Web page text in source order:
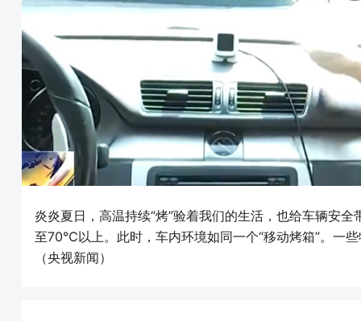
炎炎夏日，高温持续“烤”验着我们的生活，也给车辆安
至70℃以上。此时，车内环境如同一个“移动烤箱”。一
（央视新闻）